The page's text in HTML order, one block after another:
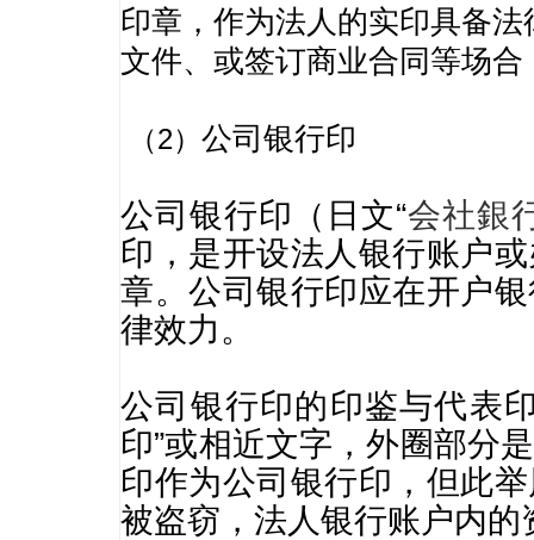
印章，作为法人的实印具备
文件、或签订商业合同等场
（2） 公司银行印
公司银行印（日文“会社銀
印，是开设法人银行账户
章。公司银行印应在开户
律效力。
公司银行印的印鉴与代表
印”或相近文字，外圈部分
印作为公司银行印，但此
被盗窃，法人银行账户内